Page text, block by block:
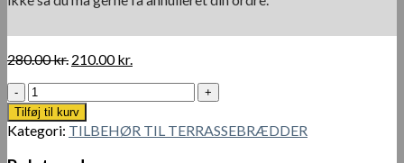
280.00kr. Den
var:
280.00 kr..
210.00kr.
210.00 kr..
Bambus
Keel/Køl
(underbjælker/strø)
til
BambooTouch
Tilføj til kurv
Kategori: TILBEHØR TIL TERRASSEBRÆDDER